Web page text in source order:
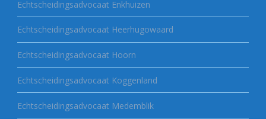
Echtscheidingsadvocaat Enkhuizen
Echtscheidingsadvocaat Heerhugowaard
Echtscheidingsadvocaat Hoorn
Echtscheidingsadvocaat Koggenland
Echtscheidingsadvocaat Medemblik